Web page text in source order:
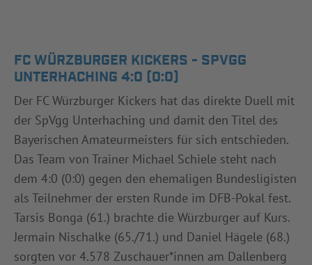
FC WÜRZBURGER KICKERS - SPVGG
UNTERHACHING 4:0 (0:0)
Der FC Würzburger Kickers hat das direkte Duell mit
der SpVgg Unterhaching und damit den Titel des
Bayerischen Amateurmeisters für sich entschieden.
Das Team von Trainer Michael Schiele steht nach
dem 4:0 (0:0) gegen den ehemaligen Bundesligisten
als Teilnehmer der ersten Runde im DFB-Pokal fest.
Tarsis Bonga (61.) brachte die Würzburger auf Kurs.
Jermain Nischalke (65./71.) und Daniel Hägele (68.)
sorgten vor 4.578 Zuschauer*innen am Dallenberg